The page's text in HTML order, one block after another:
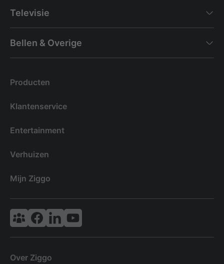
Televisie
Bellen & Overige
Producten
Klantenservice
Entertainment
Verhuizen
Mijn Ziggo
Vodafone & Ziggo Community
Ziggo Facebook
VodafoneZiggo LinkedIn
Ziggo YouTube
Over Ziggo